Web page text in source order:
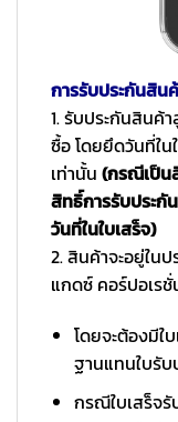
การรับประกันสิน
1. รับประกันสินค้
ซื้อ โดยยึดวันที่ใน
เท่านั้น (กรณีเป็น
สิทธิ์การรับประกั
วันที่ในใบเสร็จ)
2. สินค้าจะอยู่ใน
แกดซ์ คอร์ปอเร
โดยจะต้องมีใ
ฐานแทนใบรับ
กรณีใบเสร็จรั